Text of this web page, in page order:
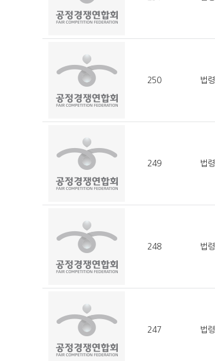
250 법령
249 법령
248 법령
247 법령